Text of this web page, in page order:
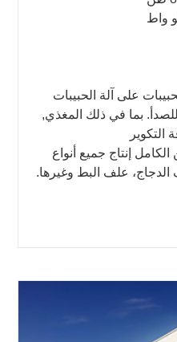
على آلة الحبيبات
بما في ذلك المغذي,
التكوير
إنتاج جميع أنواع
علف البط وغيرها.